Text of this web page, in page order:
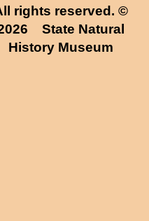
rights reserved. ©
State Natural
History Museum